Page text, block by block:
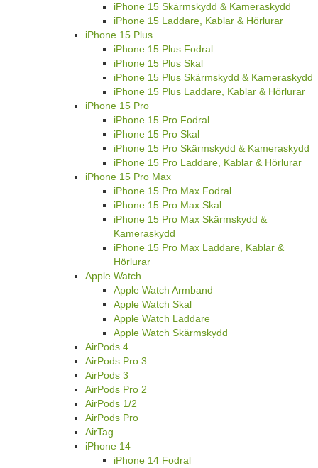
iPhone 15 Skärmskydd & Kameraskydd
iPhone 15 Laddare, Kablar & Hörlurar
iPhone 15 Plus
iPhone 15 Plus Fodral
iPhone 15 Plus Skal
iPhone 15 Plus Skärmskydd & Kameraskydd
iPhone 15 Plus Laddare, Kablar & Hörlurar
iPhone 15 Pro
iPhone 15 Pro Fodral
iPhone 15 Pro Skal
iPhone 15 Pro Skärmskydd & Kameraskydd
iPhone 15 Pro Laddare, Kablar & Hörlurar
iPhone 15 Pro Max
iPhone 15 Pro Max Fodral
iPhone 15 Pro Max Skal
iPhone 15 Pro Max Skärmskydd &
Kameraskydd
iPhone 15 Pro Max Laddare, Kablar &
Hörlurar
Apple Watch
Apple Watch Armband
Apple Watch Skal
Apple Watch Laddare
Apple Watch Skärmskydd
AirPods 4
AirPods Pro 3
AirPods 3
AirPods Pro 2
AirPods 1/2
AirPods Pro
AirTag
iPhone 14
iPhone 14 Fodral